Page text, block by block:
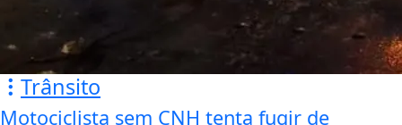
Trânsito
Motociclista sem CNH tenta fugir de